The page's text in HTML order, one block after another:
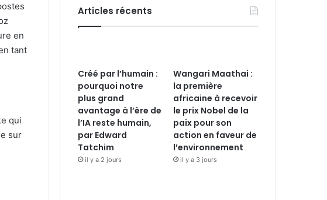
en
tant
qui
sur
Articles récents
Créé par l’humain :
pourquoi notre
plus grand
avantage à l’ère de
l’IA reste humain,
par Edward
Tatchim
il y a 2 jours
Wangari Maathai :
la première
africaine à recevoir
le prix Nobel de la
paix pour son
action en faveur de
l’environnement
il y a 3 jours